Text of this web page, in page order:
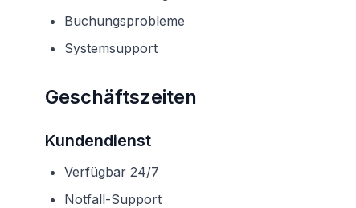
Buchungsprobleme
Systemsupport
Geschäftszeiten
Kundendienst
Verfügbar 24/7
Notfall-Support